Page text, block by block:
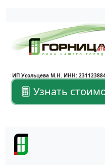
ИП Усольцева М.Н. ИНН:
Узнать